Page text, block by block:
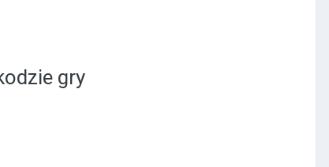
gry